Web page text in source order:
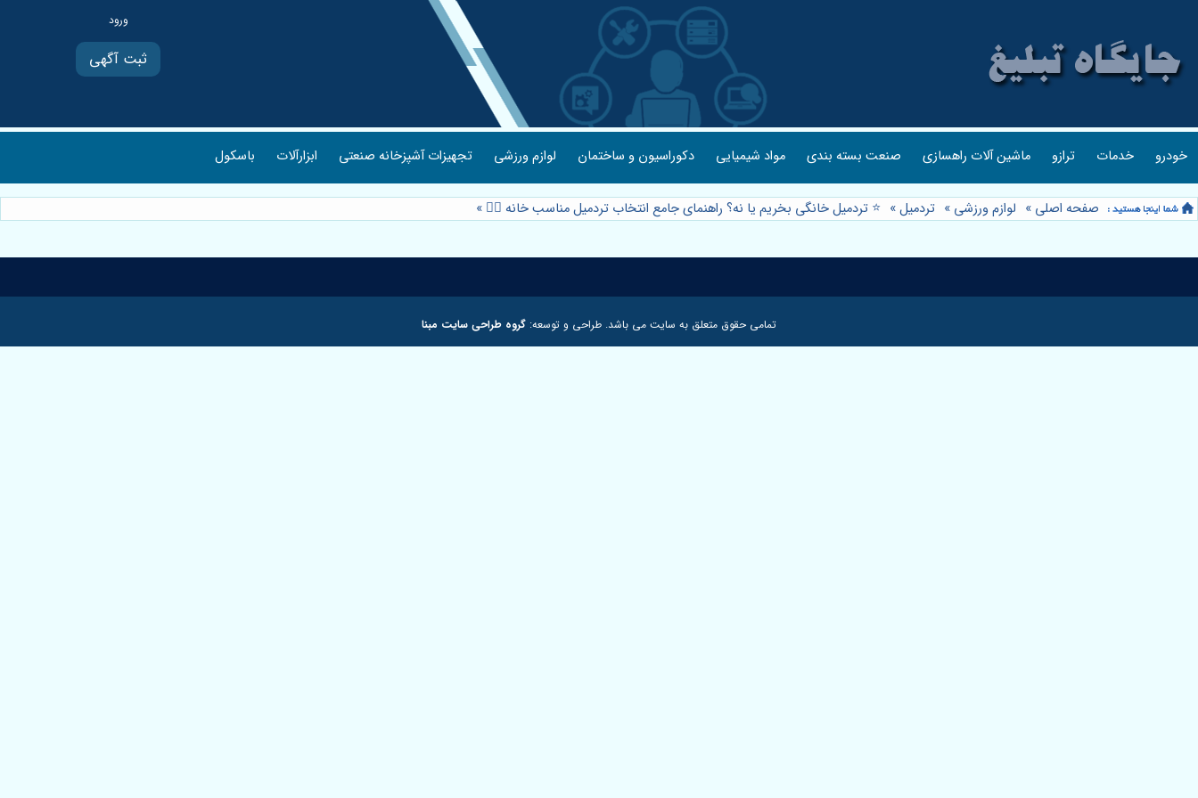
ثبت آگهی
خودرو خدمات ترازو ماشین آلات راهسازی صنعت بسته بندی مواد شیمیایی دکوراسیون و ساختمان لوازم ورزشی تجهیزات آشپزخانه صنعتی ابزارآلات باسکول
صفحه اصلی » لوازم ورزشی » تردمیل» ⭐️ تردمیل خانگی بخریم یا نه؟ راهنمای جامع انتخاب تردمیل مناسب خانه 🏃‍♀️ »
تمامی حقوق متعلق به سایت می باشد. طراحی و توسعه: گروه طراحی سایت مبنا